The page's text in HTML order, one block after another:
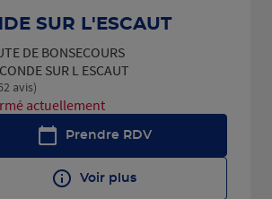
SUR L'ESCAUT
DE BONSECOURS
SUR L ESCAUT
de 4.3 sur 5
avis)
actuellement
Prendre RDV
Voir plus